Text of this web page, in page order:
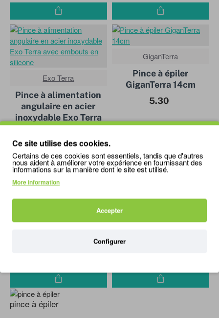
pince à épiler
Exo Terra
Pince à alimentation
angulaire en acier
inoxydable Exo Terra
avec embouts en
silicone
16.99
GiganTerra
Pince à épiler
GiganTerra 14cm
5.30
Ce site utilise des cookies.
Certains de ces cookies sont essentiels, tandis que d'autres
nous aident à améliorer votre expérience en fournissant des
informations sur la manière dont le site est utilisé.
More information
Accepter
Configurer